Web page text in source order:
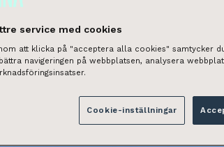
service med cookies
att klicka på "acceptera alla cookies" samtycker
navigeringen på webbplatsen, analysera
Cookie-inställningar